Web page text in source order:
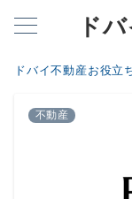
ド
ドバイ不動産お役立
不動産